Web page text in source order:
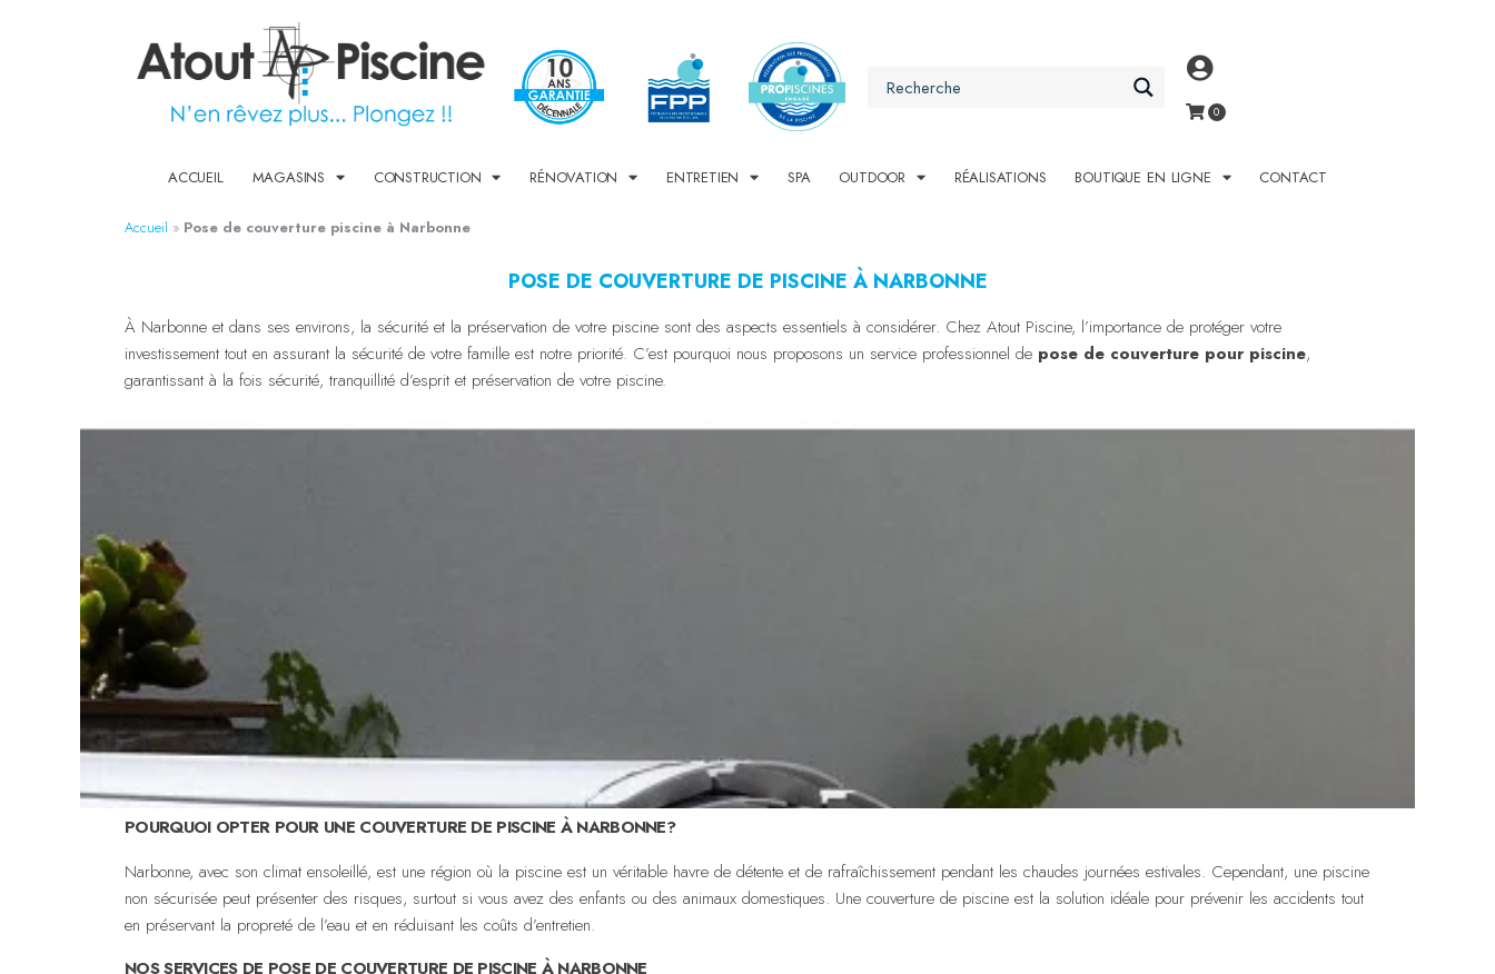
ACCUEIL MAGASINS CONSTRUCTION RÉNOVATION ENTRETIEN SPA OUTDOOR RÉALISATIONS BOUTIQUE EN LIGNE CONTACT
Accueil » Pose de couverture piscine à Narbonne
POSE DE COUVERTURE DE PISCINE À NARBONNE
À Narbonne et dans ses environs, la sécurité et la préservation de votre piscine sont des aspects essentiels à considérer. Chez Atout Piscine, l’importance de protéger votre
investissement tout en assurant la sécurité de votre famille est notre priorité. C’est pourquoi nous proposons un service professionnel de pose de couverture pour piscine,
garantissant à la fois sécurité, tranquillité d’esprit et préservation de votre piscine.
POURQUOI OPTER POUR UNE COUVERTURE DE PISCINE À NARBONNE?
Narbonne, avec son climat ensoleillé, est une région où la piscine est un véritable havre de détente et de rafraîchissement pendant les chaudes journées estivales. Cependant, une piscine
non sécurisée peut présenter des risques, surtout si vous avez des enfants ou des animaux domestiques. Une couverture de piscine est la solution idéale pour prévenir les accidents tout
en préservant la propreté de l’eau et en réduisant les coûts d’entretien.
NOS SERVICES DE POSE DE COUVERTURE DE PISCINE À NARBONNE